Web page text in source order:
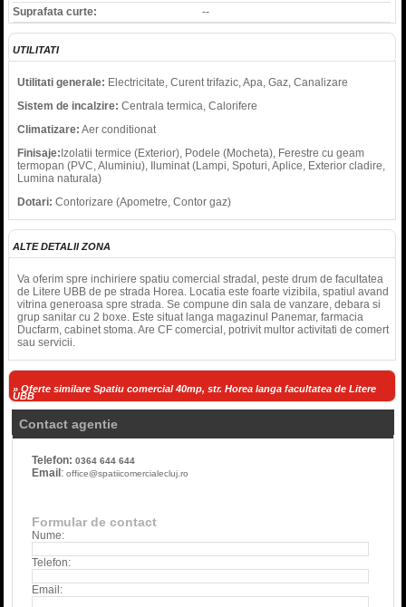
Suprafata curte:
--
UTILITATI
Utilitati generale: Electricitate, Curent trifazic, Apa, Gaz, Canalizare
Sistem de incalzire: Centrala termica, Calorifere
Climatizare: Aer conditionat
Finisaje: Izolatii termice (Exterior), Podele (Mocheta), Ferestre cu geam
termopan (PVC, Aluminiu), Iluminat (Lampi, Spoturi, Aplice, Exterior cladire,
Lumina naturala)
Dotari: Contorizare (Apometre, Contor gaz)
ALTE DETALII ZONA
Va oferim spre inchiriere spatiu comercial stradal, peste drum de facultatea
de Litere UBB de pe strada Horea. Locatia este foarte vizibila, spatiul avand
vitrina generoasa spre strada. Se compune din sala de vanzare, debara si
grup sanitar cu 2 boxe. Este situat langa magazinul Panemar, farmacia
Ducfarm, cabinet stoma. Are CF comercial, potrivit multor activitati de comert
sau servicii.
» Oferte similare Spatiu comercial 40mp, str. Horea langa facultatea de Litere
UBB
Contact agentie
Telefon:0364 644 644
Email :office@spatiicomercialecluj.ro
Formular de contact
Nume:
Telefon:
Email: